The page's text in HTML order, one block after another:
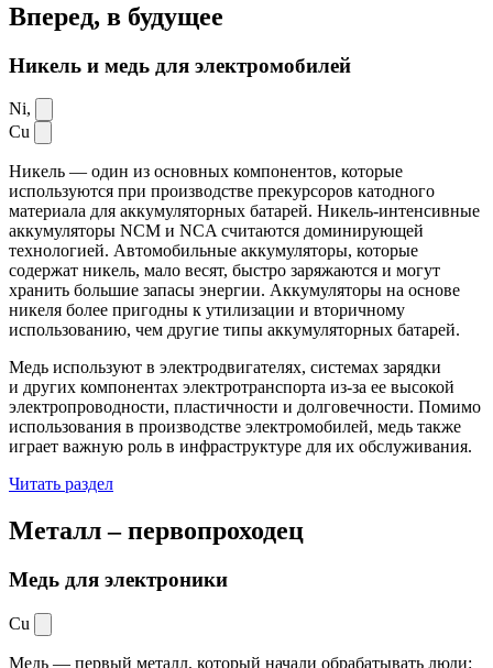
Вперед, в будущее
Никель и медь для электромобилей
Ni,
Cu
Никель — один из основных компонентов, которые
используются при производстве прекурсоров катодного
материала для аккумуляторных батарей. Никель-интенсивные
аккумуляторы NCM и NCA считаются доминирующей
технологией. Автомобильные аккумуляторы, которые
содержат никель, мало весят, быстро заряжаются и могут
хранить большие запасы энергии. Аккумуляторы на основе
никеля более пригодны к утилизации и вторичному
использованию, чем другие типы аккумуляторных батарей.
Медь используют в электродвигателях, системах зарядки
и других компонентах электротранспорта из-за ее высокой
электропроводности, пластичности и долговечности. Помимо
использования в производстве электромобилей, медь также
играет важную роль в инфраструктуре для их обслуживания.
Читать раздел
Металл –первопроходец
Медь для электроники
Cu
Медь — первый металл, который начали обрабатывать люди: